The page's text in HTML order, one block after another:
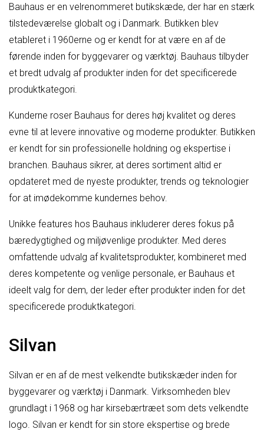
Bauhaus er en velrenommeret butikskæde, der har en stærk
tilstedeværelse globalt og i Danmark. Butikken blev
etableret i 1960erne og er kendt for at være en af de
førende inden for byggevarer og værktøj. Bauhaus tilbyder
et bredt udvalg af produkter inden for det specificerede
produktkategori.
Kunderne roser Bauhaus for deres høj kvalitet og deres
evne til at levere innovative og moderne produkter. Butikken
er kendt for sin professionelle holdning og ekspertise i
branchen. Bauhaus sikrer, at deres sortiment altid er
opdateret med de nyeste produkter, trends og teknologier
for at imødekomme kundernes behov.
Unikke features hos Bauhaus inkluderer deres fokus på
bæredygtighed og miljøvenlige produkter. Med deres
omfattende udvalg af kvalitetsprodukter, kombineret med
deres kompetente og venlige personale, er Bauhaus et
ideelt valg for dem, der leder efter produkter inden for det
specificerede produktkategori.
Silvan
Silvan er en af de mest velkendte butikskæder inden for
byggevarer og værktøj i Danmark. Virksomheden blev
grundlagt i 1968 og har kirsebærtræet som dets velkendte
logo. Silvan er kendt for sin store ekspertise og brede